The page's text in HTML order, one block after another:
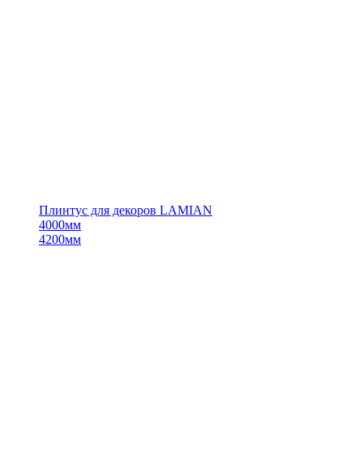
Плинтус для декоров LAMIAN
4000мм
4200мм